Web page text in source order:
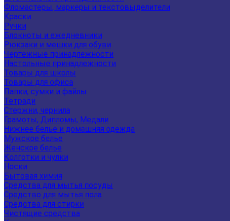
Фломастеры, маркеры и текстовыделители
Краски
Ручки
Блокноты и ежедневники
Рюкзаки и мешки для обуви
Чертежные принадлежности
Настольные принадлежности
Товары для школы
Товары для офиса
Папки, сумки и файлы
Тетради
Стержни, чернила
Грамоты, Дипломы, Медали
Нижнее белье и домашняя одежда
Мужское белье
Женское белье
Колготки и чулки
Носки
Бытовая химия
Средства для мытья посуды
Средство для мытья пола
Средства для стирки
Чистящие средства